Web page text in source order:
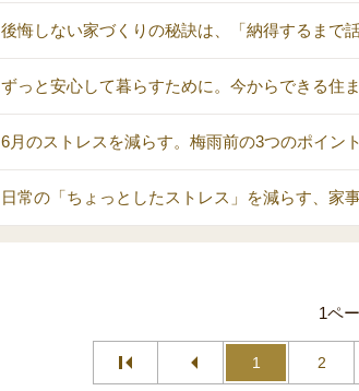
後悔しない家づくりの秘訣は、「納得するまで
ずっと安心して暮らすために。今からできる住
6月のストレスを減らす。梅雨前の3つのポイント
日常の「ちょっとしたストレス」を減らす、家
1ペ
1 2